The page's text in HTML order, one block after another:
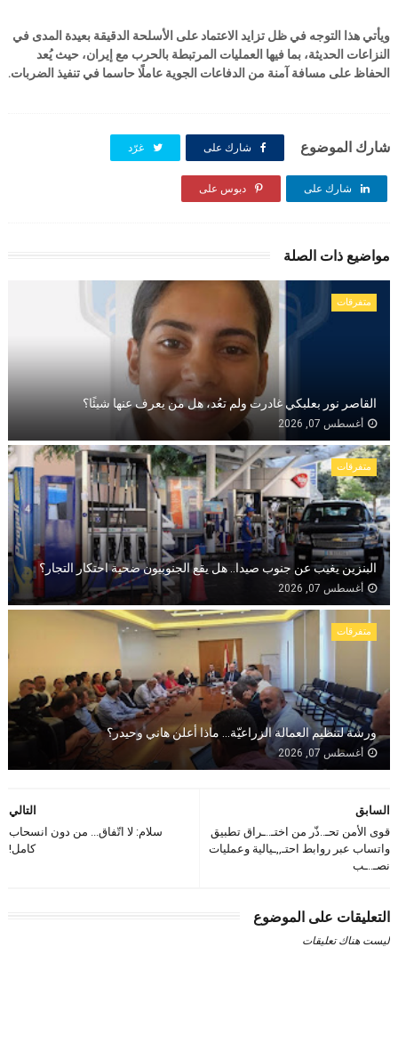
ويأتي هذا التوجه في ظل تزايد الاعتماد على الأسلحة الدقيقة بعيدة المدى في
النزاعات الحديثة، بما فيها العمليات المرتبطة بالحرب مع إيران، حيث يُعد
الحفاظ على مسافة آمنة من الدفاعات الجوية عاملًا حاسما في تنفيذ الضربات.
شارك الموضوع شارك على غرّد
شارك على دبوس على
مواضيع ذات الصلة
متفرقات
القاصر نور بعلبكي غادرت ولم تعُد، هل من يعرف عنها شيئًا؟
أغسطس 07, 2026
متفرقات
البنزين يغيب عن جنوب صيدا.. هل يقع الجنوبيون ضحية احتكار التجار؟
أغسطس 07, 2026
متفرقات
ورشة لتنظيم العمالة الزراعيّة... ماذا أعلن هاني وحيدر؟
أغسطس 07, 2026
التالي
سلام: لا اتّفاق... من دون انسحاب
كامل!
السابق
قوى الأمن تحـ..ذّر من اختـ..ـراق تطبيق
واتساب عبر روابط احتـ,,ـيالية وعمليات
نصـ..ـب
التعليقات على الموضوع
ليست هناك تعليقات